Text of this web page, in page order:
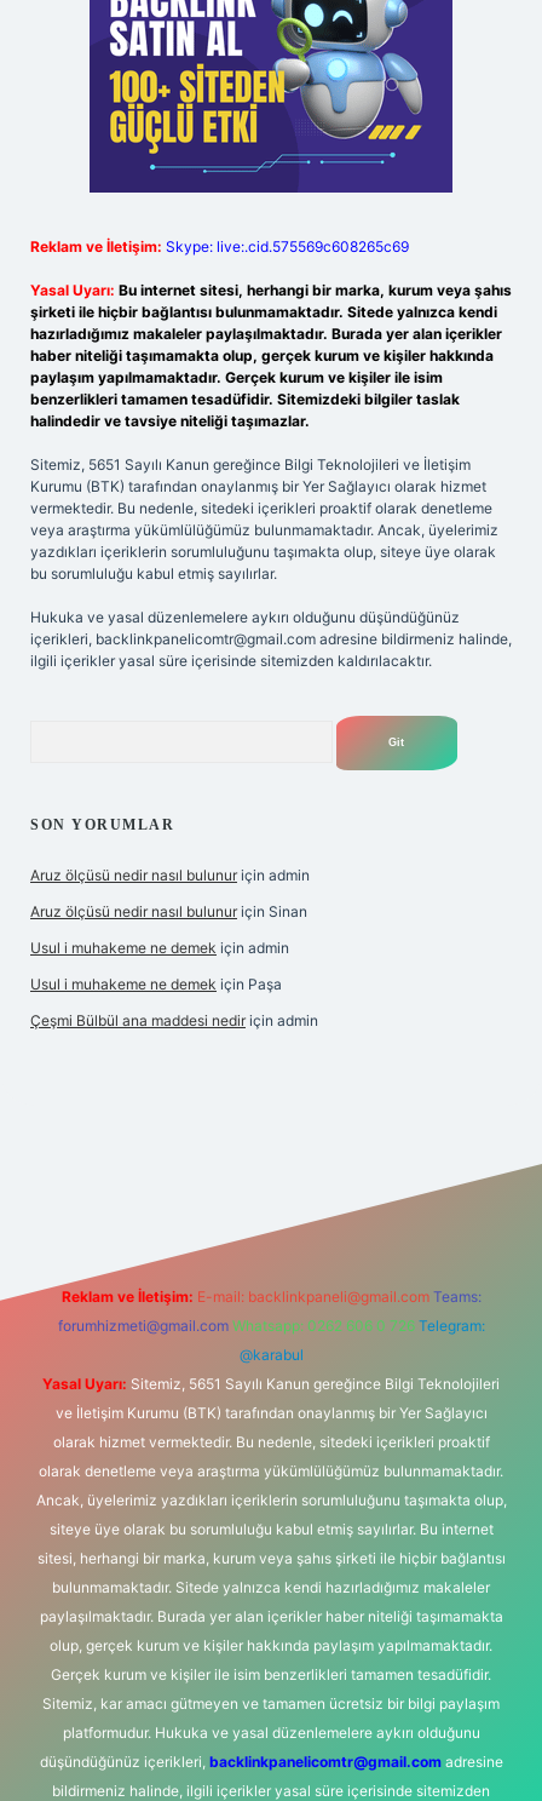
Reklam ve İletişim: Skype: live:.cid.575569c608265c69
Yasal Uyarı: Bu internet sitesi, herhangi bir marka, kurum veya şahıs
şirketi ile hiçbir bağlantısı bulunmamaktadır. Sitede yalnızca kendi
hazırladığımız makaleler paylaşılmaktadır. Burada yer alan içerikler
haber niteliği taşımamakta olup, gerçek kurum ve kişiler hakkında
paylaşım yapılmamaktadır. Gerçek kurum ve kişiler ile isim
benzerlikleri tamamen tesadüfidir. Sitemizdeki bilgiler taslak
halindedir ve tavsiye niteliği taşımazlar.
Sitemiz, 5651 Sayılı Kanun gereğince Bilgi Teknolojileri ve İletişim
Kurumu (BTK) tarafından onaylanmış bir Yer Sağlayıcı olarak hizmet
vermektedir. Bu nedenle, sitedeki içerikleri proaktif olarak denetleme
veya araştırma yükümlülüğümüz bulunmamaktadır. Ancak, üyelerimiz
yazdıkları içeriklerin sorumluluğunu taşımakta olup, siteye üye olarak
bu sorumluluğu kabul etmiş sayılırlar.
Hukuka ve yasal düzenlemelere aykırı olduğunu düşündüğünüz
içerikleri, backlinkpanelicomtr@gmail.com adresine bildirmeniz halinde,
ilgili içerikler yasal süre içerisinde sitemizden kaldırılacaktır.
SON YORUMLAR
Aruz ölçüsü nedir nasıl bulunur için admin
Aruz ölçüsü nedir nasıl bulunur için Sinan
Usul i muhakeme ne demek için admin
Usul i muhakeme ne demek için Paşa
Çeşmi Bülbül ana maddesi nedir için admin
Reklam ve İletişim: E-mail: backlinkpaneli@gmail.com Teams:
forumhizmeti@gmail.com Whatsapp: 0262 606 0 726 Telegram:
@karabul
Yasal Uyarı: Sitemiz, 5651 Sayılı Kanun gereğince Bilgi Teknolojileri
ve İletişim Kurumu (BTK) tarafından onaylanmış bir Yer Sağlayıcı
olarak hizmet vermektedir. Bu nedenle, sitedeki içerikleri proaktif
olarak denetleme veya araştırma yükümlülüğümüz bulunmamaktadır.
Ancak, üyelerimiz yazdıkları içeriklerin sorumluluğunu taşımakta olup,
siteye üye olarak bu sorumluluğu kabul etmiş sayılırlar. Bu internet
sitesi, herhangi bir marka, kurum veya şahıs şirketi ile hiçbir bağlantısı
bulunmamaktadır. Sitede yalnızca kendi hazırladığımız makaleler
paylaşılmaktadır. Burada yer alan içerikler haber niteliği taşımamakta
olup, gerçek kurum ve kişiler hakkında paylaşım yapılmamaktadır.
Gerçek kurum ve kişiler ile isim benzerlikleri tamamen tesadüfidir.
Sitemiz, kar amacı gütmeyen ve tamamen ücretsiz bir bilgi paylaşım
platformudur. Hukuka ve yasal düzenlemelere aykırı olduğunu
düşündüğünüz içerikleri, backlinkpanelicomtr@gmail.comadresine
bildirmeniz halinde, ilgili içerikler yasal süre içerisinde sitemizden